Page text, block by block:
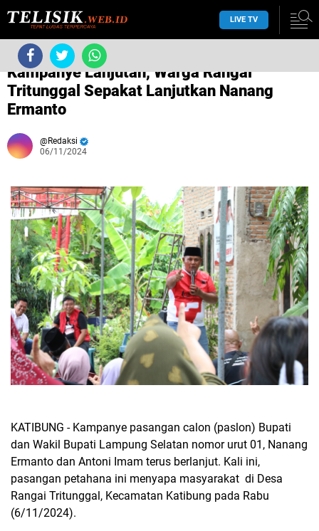
LIVE TV
›Tanpa label ›
Kampanye Lanjutan, Warga Rangai
Tritunggal Sepakat Lanjutkan Nanang
Ermanto
Redaksi
06/11/2024
KATIBUNG - Kampanye pasangan calon (paslon) Bupati
dan Wakil Bupati Lampung Selatan nomor urut 01, Nanang
Ermanto dan Antoni Imam terus berlanjut. Kali ini,
pasangan petahana ini menyapa masyarakat di Desa
Rangai Tritunggal, Kecamatan Katibung pada Rabu
(6/11/2024).